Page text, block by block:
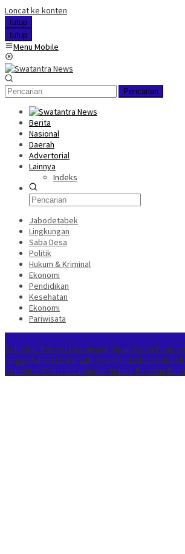
Loncat ke konten
tutup
tutup
Menu Mobile
Pencarian
Berita
Nasional
Daerah
Advertorial
Lainnya
Indeks
Jabodetabek
Lingkungan
Saba Desa
Politik
Hukum & Kriminal
Ekonomi
Pendidikan
Kesehatan
Ekonomi
Pariwisata
Satlantas Polresta Karawang Sigap Bantu
hingga Administratif LBH Arya Mandalika Sambut
Kehadiran Polisi di Lapangan Sidang Perdana